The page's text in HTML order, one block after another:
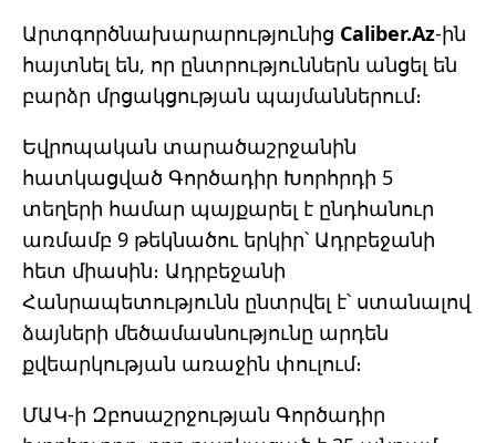
Արտգործնախարարությունից Caliber.Az-ին
հայտնել են, որ ընտրություններն անցել են
բարձր մրցակցության պայմաններում։
Եվրոպական տարածաշրջանին
հատկացված Գործադիր Խորհրդի 5
տեղերի համար պայքարել է ընդհանուր
առմամբ 9 թեկնածու երկիր՝ Ադրբեջանի
հետ միասին։ Ադրբեջանի
Հանրապետությունն ընտրվել է՝ ստանալով
ձայների մեծամասնությունը արդեն
քվեարկության առաջին փուլում։
ՄԱԿ-ի Զբոսաշրջության Գործադիր